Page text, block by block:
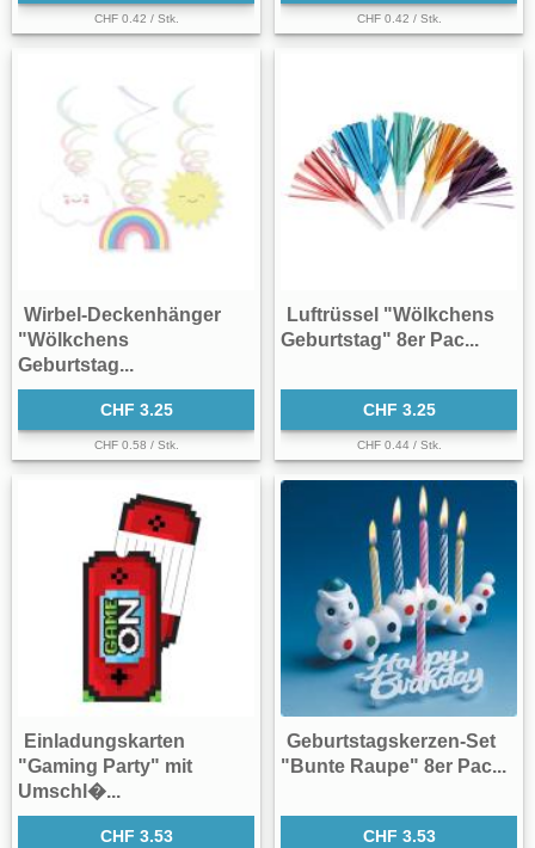
CHF 0.42 / Stk. CHF 0.42 / Stk.
Wirbel-Deckenhänger
"Wölkchens
Geburtstag...
CHF 3.25
CHF 0.58 / Stk.
Luftrüssel "Wölkchens
Geburtstag" 8er Pac...
CHF 3.25
CHF 0.44 / Stk.
Einladungskarten
"Gaming Party" mit
Umschl�...
CHF 3.53
Geburtstagskerzen-Set
"Bunte Raupe" 8er Pac...
CHF 3.53